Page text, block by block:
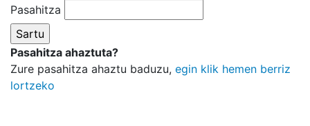
Pasahitza
Pasahitza ahaztuta?
Zure pasahitza ahaztu baduzu, egin klik hemen berriz
lortzeko